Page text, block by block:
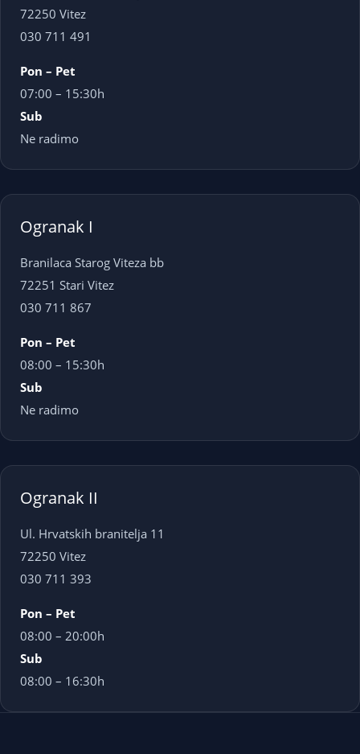
72250 Vitez
030 711 491
Pon – Pet
07:00 – 15:30h
Sub
Ne radimo
Ogranak I
Branilaca Starog Viteza bb
72251 Stari Vitez
030 711 867
Pon – Pet
08:00 – 15:30h
Sub
Ne radimo
Ogranak II
Ul. Hrvatskih branitelja 11
72250 Vitez
030 711 393
Pon – Pet
08:00 – 20:00h
Sub
08:00 – 16:30h